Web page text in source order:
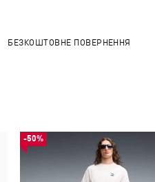
БЕЗКОШТОВНЕ ПОВЕРНЕННЯ
-50%